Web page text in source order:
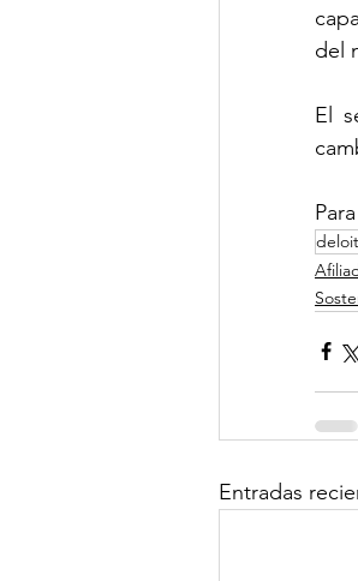
del
El
Entradas